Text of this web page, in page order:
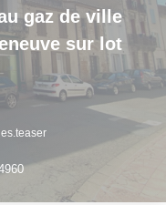
gaz de ville
sur lot